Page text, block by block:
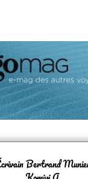
Bertrand